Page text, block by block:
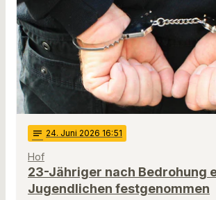
notes 24. Juni 2026 16:51
Hof
23-Jähriger nach Bedrohung
Jugendlichen festgenommen